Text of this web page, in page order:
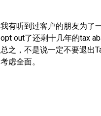
我有听到过客户的朋友为了
opt out了还剩十几年的tax
总之，不是说一定不要退出
考虑全面。